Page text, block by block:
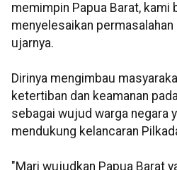
memimpin Papua Barat, kami
menyelesaikan permasalahan
ujarnya.
Dirinya mengimbau
ketertiban dan keamanan
sebagai wujud warga negara
mendukung kelancaran
"Mari wujudkan Papua Barat